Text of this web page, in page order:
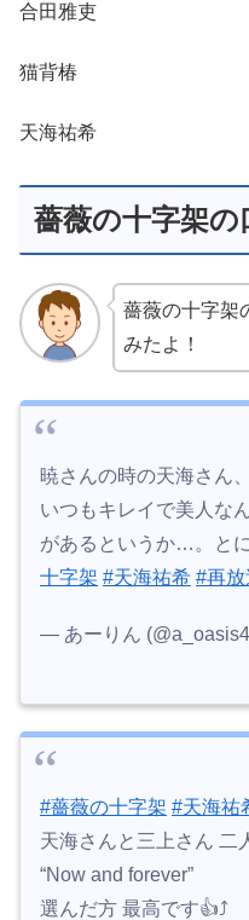
合田雅吏
猫背椿
天海祐希
薔薇の十字架の
薔薇の十字架
みたよ！
暁さんの時の天海さん
いつもキレイで美人な
があるというか…。と
十字架 #天海祐希 #再放
— あーりん
#薔薇の十字架 #天海祐
天海さんと三上さん 二
“Now and forever”
選んだ方 最高です👍⤴️